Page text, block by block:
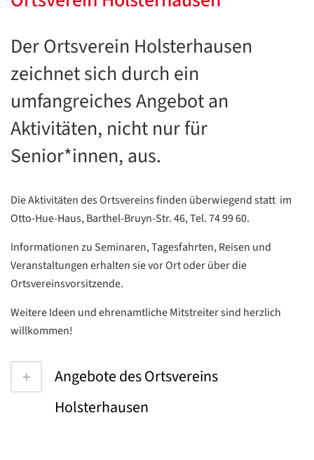
Der Ortsverein Holsterhausen
zeichnet sich durch ein
umfangreiches Angebot an
Aktivitäten, nicht nur für
Senior*innen, aus.
Die Aktivitäten des Ortsvereins finden überwiegend statt im
Otto-Hue-Haus, Barthel-Bruyn-Str. 46, Tel. 74 99 60.
Informationen zu Seminaren, Tagesfahrten, Reisen und
Veranstaltungen erhalten sie vor Ort oder über die
Ortsvereinsvorsitzende.
Weitere Ideen und ehrenamtliche Mitstreiter sind herzlich
willkommen!
Angebote des Ortsvereins
Holsterhausen